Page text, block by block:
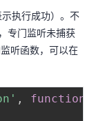
示执行成功）。不
专门监听未捕获
听函数，可以在
, function